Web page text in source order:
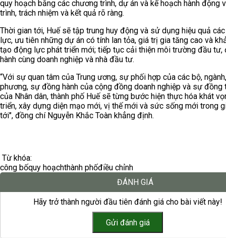
quy hoạch bằng các chương trình, dự án và kế hoạch hành động
trình, trách nhiệm và kết quả rõ ràng.
Thời gian tới, Huế sẽ tập trung huy động và sử dụng hiệu quả
lực, ưu tiên những dự án có tính lan tỏa, giá trị gia tăng cao và
tạo động lực phát triển mới; tiếp tục cải thiện môi trường đầu tư,
hành cùng doanh nghiệp và nhà đầu tư.
“Với sự quan tâm của Trung ương, sự phối hợp của các bộ,
phương, sự đồng hành của cộng đồng doanh nghiệp và sự đồng
của Nhân dân, thành phố Huế sẽ từng bước hiện thực hóa khát
triển, xây dựng diện mạo mới, vị thế mới và sức sống mới trong
tới", đồng chí Nguyễn Khắc Toàn khẳng định.
Từ khóa:
công bốquy hoạchthành phốđiều chỉnh
ĐÁNH GIÁ
Hãy trở thành người đầu tiên đánh giá cho bài viết này!